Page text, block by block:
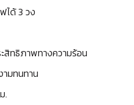
ได้ 3 วง
สิทธิภาพทางความร้อน
มทนทาน
.